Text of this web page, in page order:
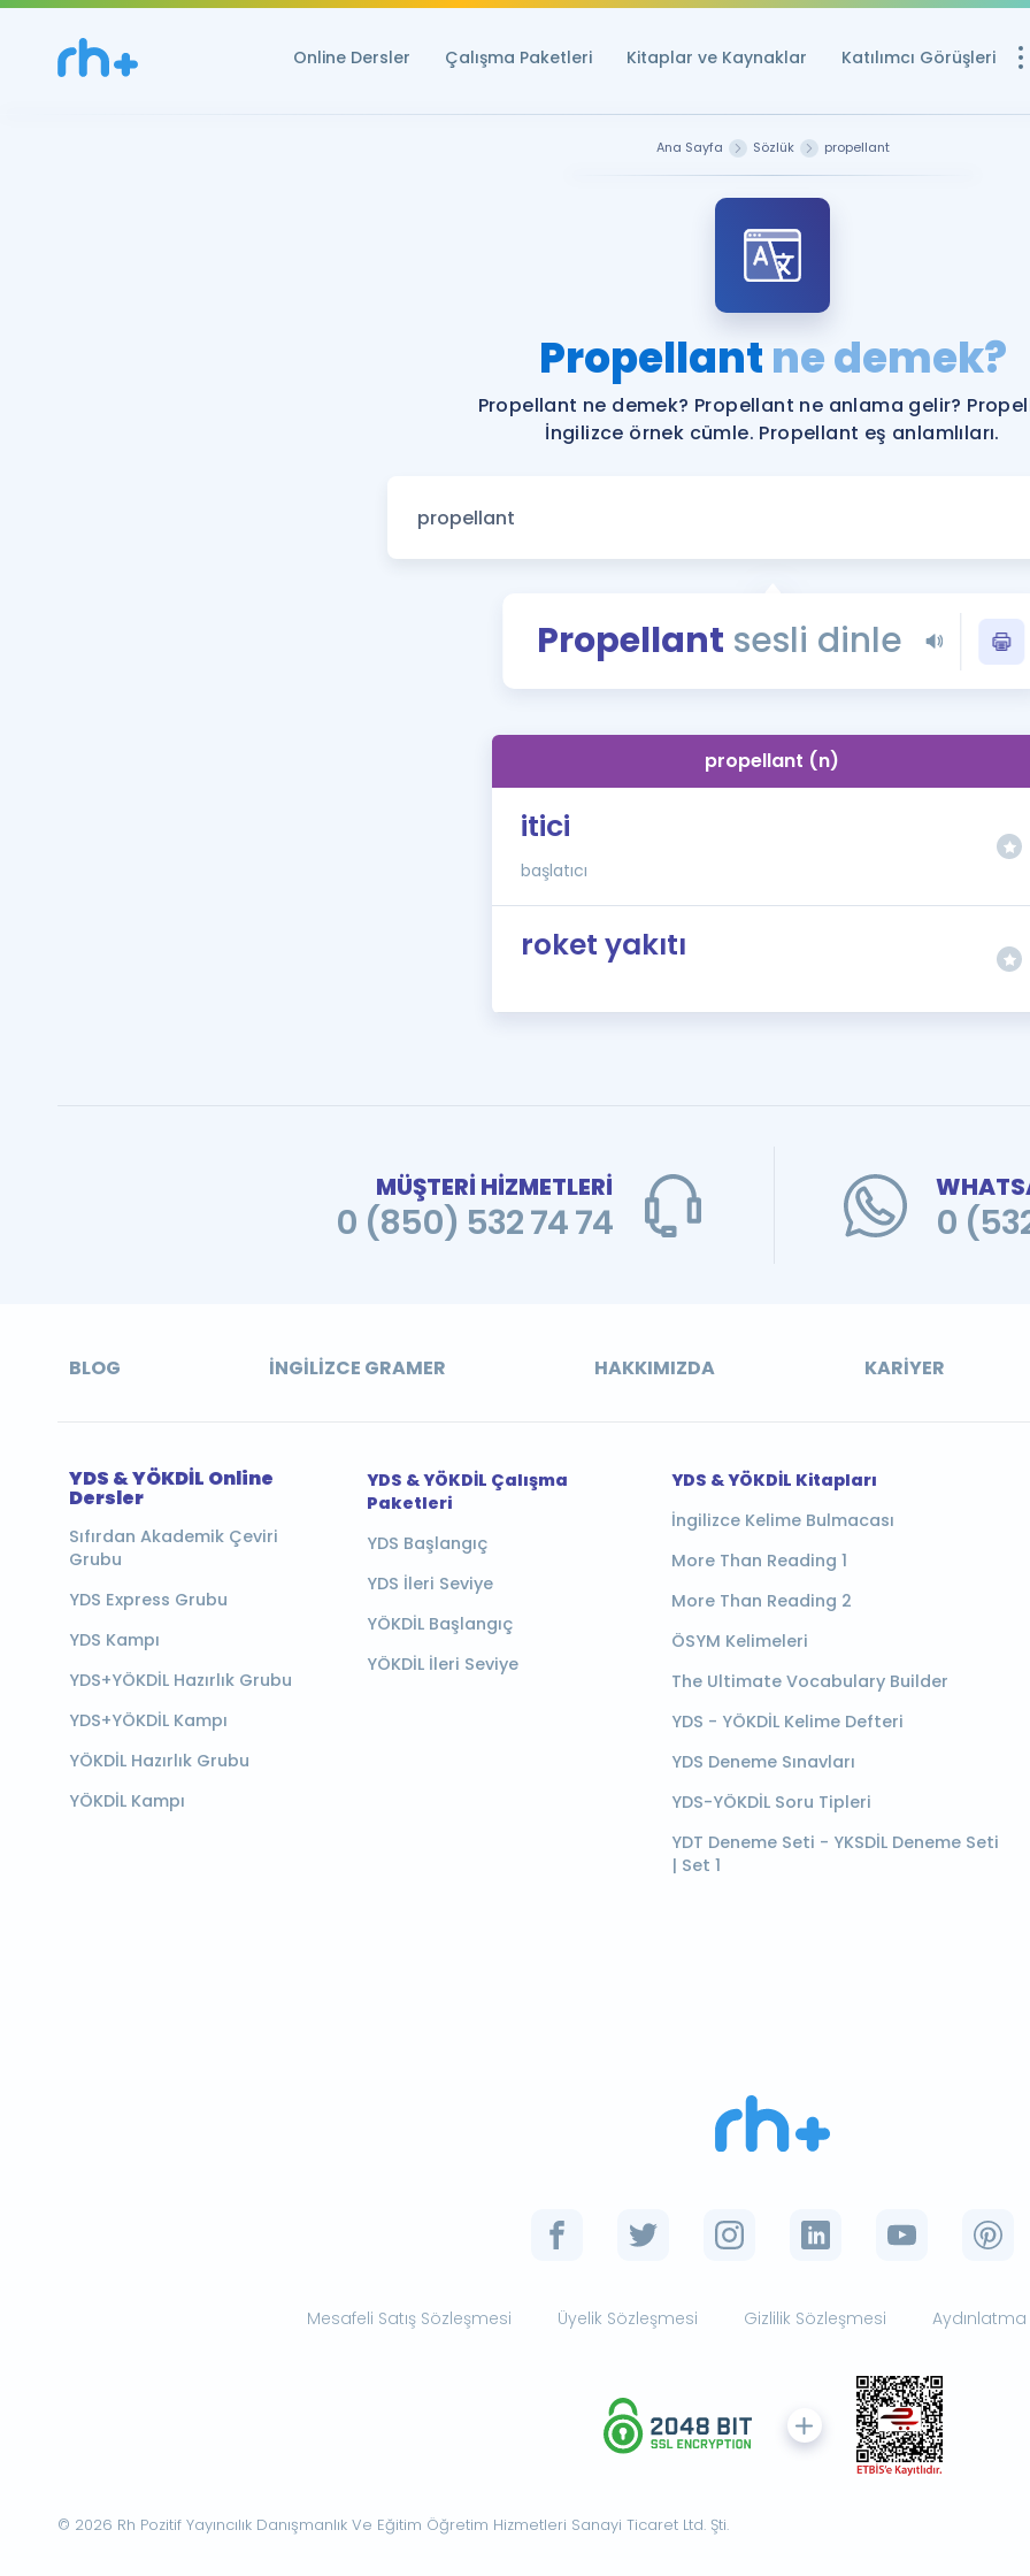
Online Dersler Çalışma Paketleri Kitaplar ve Kaynaklar Katılımcı Görüşleri
YDS ve YÖKDİL
YDS ve YÖKDİL'e
Tüm ÖSYM
YDS - YÖKDİL
İngilizce
Ana Sayfa Sözlük propellant
Propellantne demek?
Propellant ne demek? Propellant ne anlama gelir?
İngilizce örnek cümle. Propellant eş anlamlıları.
Propellant sesli dinle
propellant (n)
itici
başlatıcı
roket yakıtı
MÜŞTERİ HİZMETLERİ
0 (850) 532 74 74 0
BLOG İNGILIZCE GRAMER HAKKIMIZDA KARIYER
YDS & YÖKDİL Online
Dersler
Sıfırdan Akademik Çeviri
Grubu
YDS Express Grubu
YDS Kampı
YDS+YÖKDİL Hazırlık Grubu
YDS+YÖKDİL Kampı
YÖKDİL Hazırlık Grubu
YÖKDİL Kampı
YDS & YÖKDİL Çalışma
Paketleri
YDS Başlangıç
YDS İleri Seviye
YÖKDİL Başlangıç
YÖKDİL İleri Seviye
YDS & YÖKDİL Kitapları
İngilizce Kelime Bulmacası
More Than Reading 1
More Than Reading 2
ÖSYM Kelimeleri
The Ultimate Vocabulary Builder
YDS - YÖKDİL Kelime Defteri
YDS Deneme Sınavları
YDS-YÖKDİL Soru Tipleri
YDT Deneme Seti - YKSDİL Deneme Seti
| Set 1
Mesafeli Satış Sözleşmesi Üyelik Sözleşmesi Gizlilik Sözleşmesi
© 2026 Rh Pozitif Yayıncılık Danışmanlık Ve Eğitim Öğretim Hizmetleri Sanayi Ticaret Ltd. Şti.